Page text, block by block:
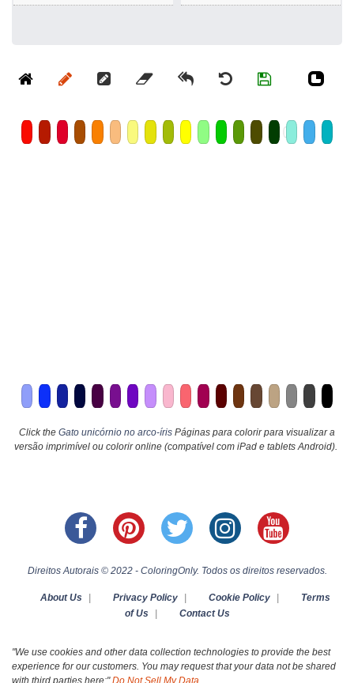
Click the Gato unicórnio no arco-íris Páginas para colorir para visualizar a
versão imprimível ou colorir online (compatível com iPad e tablets Android).
Direitos Autorais © 2022 - ColoringOnly. Todos os direitos reservados.
About Us Privacy Policy Cookie Policy
Terms
of Us
Contact Us
"We use cookies and other data collection technologies to provide the best
experience for our customers. You may request that your data not be shared